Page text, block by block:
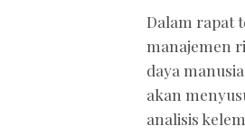
Dalam rapat
manajemen
daya
akan
analisis